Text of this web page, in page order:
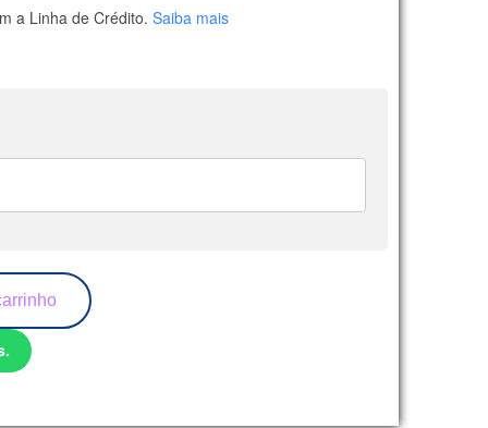
a Linha de Crédito. Saiba mais